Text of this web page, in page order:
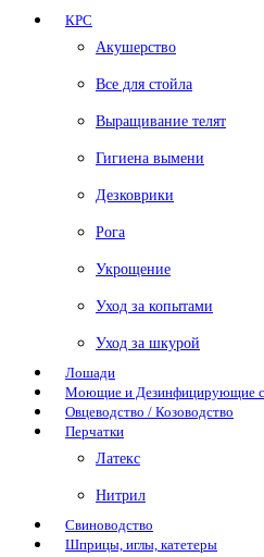
КРС
Акушерство
Все для стойла
Выращивание телят
Гигиена вымени
Дезковрики
Рога
Укрощение
Уход за копытами
Уход за шкурой
Лошади
Моющие и Дезинфицирующие
Овцеводство / Козоводство
Перчатки
Латекс
Нитрил
Свиноводство
Шприцы, иглы, катетеры